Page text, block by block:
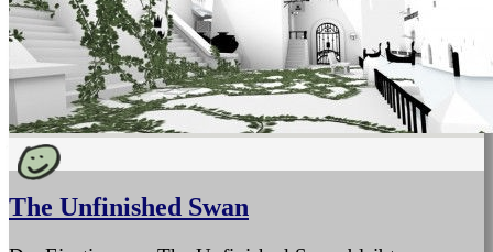
The Unfinished Swan